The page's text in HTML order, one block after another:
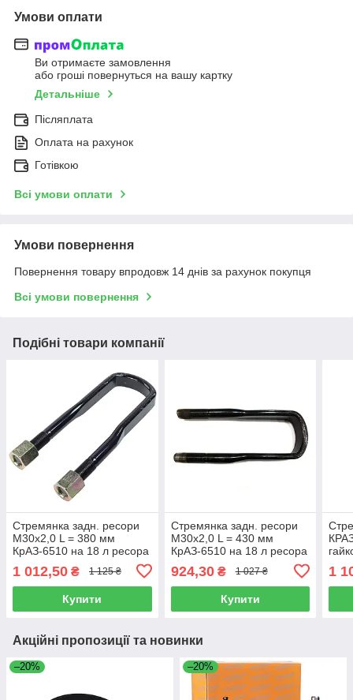
Умови оплати
Ви отримаєте замовлення
або гроші повернуться на вашу картку
Детальніше
Післяплата
Оплата на рахунок
Готівкою
Всі умови оплати
Умови повернення
Повернення товару впродовж 14 днів за рахунок покупця
Всі умови повернення
Подібні товари компанії
Стремянка задн. ресори
М30х2,0 L = 380 мм
КрАЗ-6510 на 18 л ресора
з ГАЙКАМ (пр. S.I.L.A. AC),
1 012,50 ₴ 1 125 ₴
Купити
Стремянка задн. ресори
М30х2,0 L = 430 мм
КрАЗ-6510 на 18 л ресора
2912408-02
924,30₴ 1 027 ₴
Купити
1
Акційні пропозиції та новинки
–20% –20%